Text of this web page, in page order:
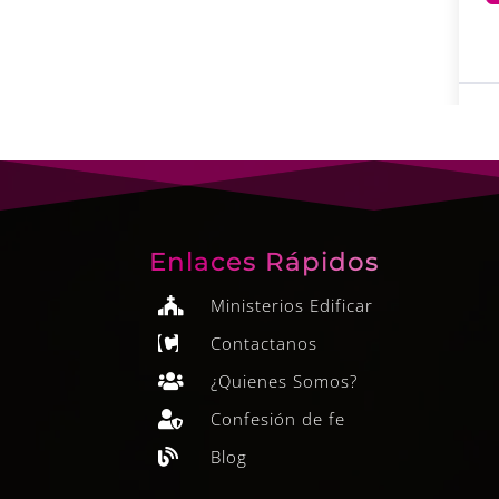
Enlaces Rápidos
 Ministerios Edificar
 Contactanos
 ¿Quienes Somos?
 Confesión de fe
 Blog